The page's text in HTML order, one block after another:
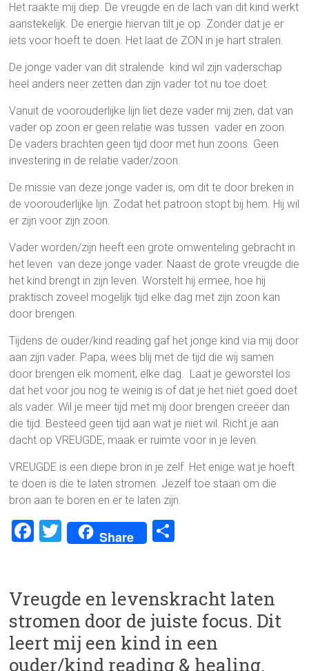
Het raakte mij diep. De vreugde en de lach van dit kind werkt
aanstekelijk. De energie hiervan tilt je op. Zonder dat je er
iets voor hoeft te doen. Het laat de ZON in je hart stralen.
De jonge vader van dit stralende kind wil zijn vaderschap
heel anders neer zetten dan zijn vader tot nu toe doet.
Vanuit de voorouderlijke lijn liet deze vader mij zien, dat van
vader op zoon er geen relatie was tussen vader en zoon.
De vaders brachten geen tijd door met hun zoons. Geen
investering in de relatie vader/zoon.
De missie van deze jonge vader is, om dit te door breken in
de voorouderlijke lijn. Zodat het patroon stopt bij hem. Hij wil
er zijn voor zijn zoon.
Vader worden/zijn heeft een grote omwenteling gebracht in
het leven van deze jonge vader. Naast de grote vreugde die
het kind brengt in zijn leven. Worstelt hij ermee, hoe hij
praktisch zoveel mogelijk tijd elke dag met zijn zoon kan
door brengen.
Tijdens de ouder/kind reading gaf het jonge kind via mij door
aan zijn vader. Papa, wees blij met de tijd die wij samen
door brengen elk moment, elke dag. Laat je geworstel los
dat het voor jou nog te weinig is of dat je het niet goed doet
als vader. Wil je meer tijd met mij door brengen creëer dan
die tijd. Besteed geen tijd aan wat je niet wil. Richt je aan
dacht op VREUGDE, maak er ruimte voor in je leven.
VREUGDE is een diepe bron in je zelf. Het enige wat je hoeft
te doen is die te laten stromen. Jezelf toe staan om die
bron aan te boren en er te laten zijn.
F
b
o
ok
T
wi
er
Share
n
Vreugde en levenskracht laten
stromen door de juiste focus. Dit
leert mij een kind in een
ouder/kind reading & healing.